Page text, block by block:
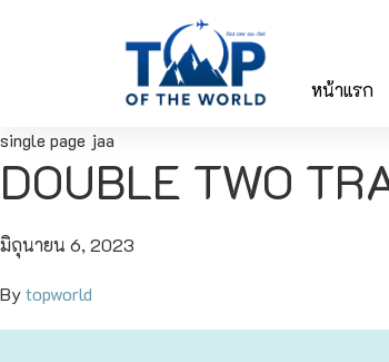
หน้าแรก
single page jaa
DOUBLE TWO
มิถุนายน 6, 2023
Bytopworld
โตเกียว
โอซาก้า
เกียวโต
เวียดนาม
ทัวร์เวียดนาม